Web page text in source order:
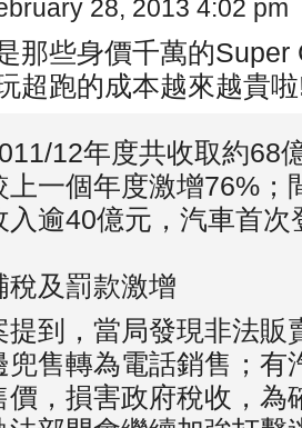
28, 2013 4:02 pm
那些身價千萬的Super
超跑的成本越來越貴
12年度共收取約68
上一個年度激增76%；
入逾40億元，汽車首次
稅及罰款激增
提到，當局發現非法販
兜售轉為電話銷售；有
價，損害政府稅收，為